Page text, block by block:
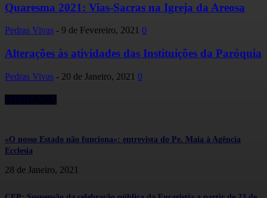
Quaresma 2021: Vias-Sacras na Igreja da Areosa
Pedras Vivas - 9 de Fevereiro, 2021 0
Alterações às atividades das Instituições da Paróquia
Pedras Vivas - 20 de Janeiro, 2021 0
IMPRENSA
«O nosso Estado não funciona»: entrevista do Pe. Maia à Agência
Ecclesia
28 de Janeiro, 2021